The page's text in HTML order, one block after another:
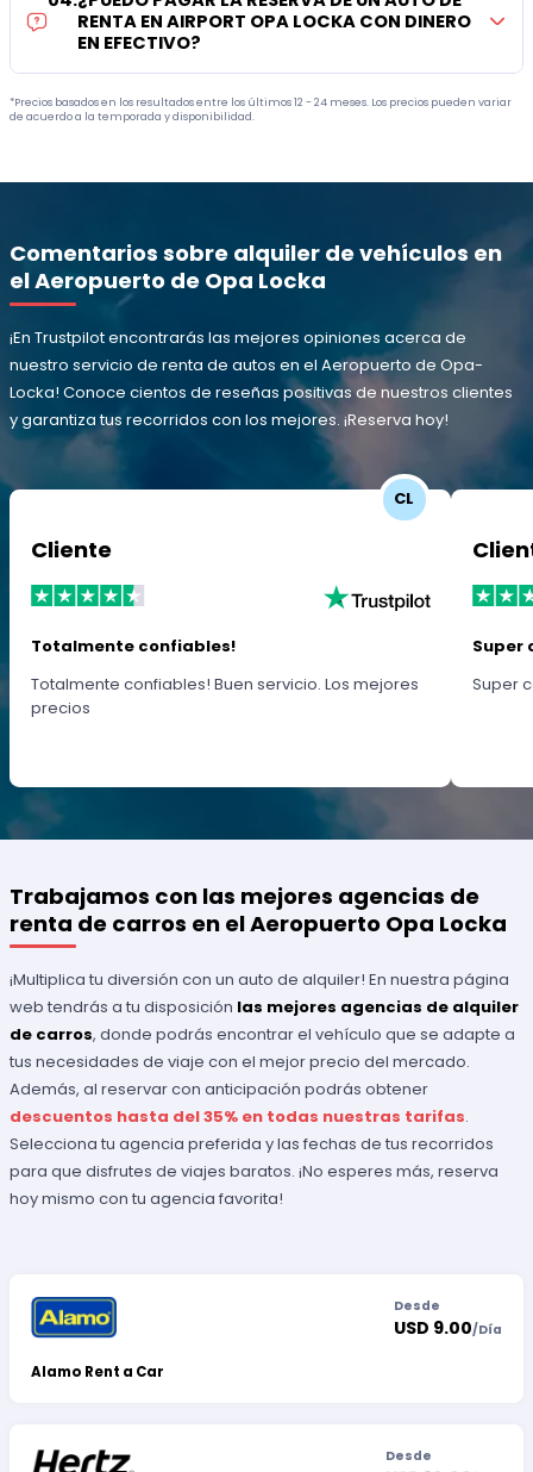
RENTA EN AIRPORT OPA LOCKA CON DINERO
EN EFECTIVO?
*Precios basados en los resultados entre los últimos 12 - 24 meses. Los precios pueden variar
de acuerdo a la temporada y disponibilidad.
Comentarios sobre alquiler de vehículos en
el Aeropuerto de Opa Locka
¡En Trustpilot encontrarás las mejores opiniones acerca de
nuestro servicio de renta de autos en el Aeropuerto de Opa-
Locka! Conoce cientos de reseñas positivas de nuestros clientes
y garantiza tus recorridos con los mejores. ¡Reserva hoy!
CL
Cliente
Totalmente confiables!
Totalmente confiables! Buen servicio. Los mejores
precios
Super
Super
Trabajamos con las mejores agencias de
renta de carros en el Aeropuerto Opa Locka
¡Multiplica tu diversión con un auto de alquiler! En nuestra página
web tendrás a tu disposición las mejores agencias de alquiler
de carros, donde podrás encontrar el vehículo que se adapte a
tus necesidades de viaje con el mejor precio del mercado.
Además, al reservar con anticipación podrás obtener
descuentos hasta del 35% en todas nuestras tarifas.
Selecciona tu agencia preferida y las fechas de tus recorridos
para que disfrutes de viajes baratos. ¡No esperes más, reserva
hoy mismo con tu agencia favorita!
Alamo Rent a Car
Desde
USD 9.00/Día
Desde